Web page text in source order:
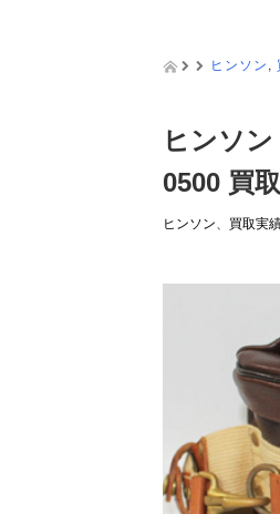
ヒンソン,
ヒンソ
0500 買
ヒンソン、 買取実